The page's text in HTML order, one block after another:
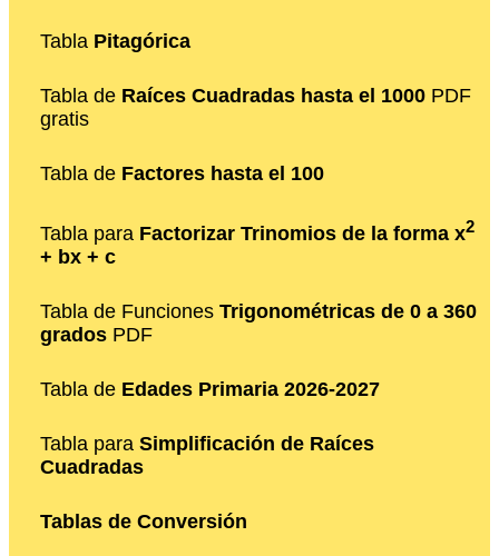
Tabla Pitagórica
Tabla de Raíces Cuadradas hasta el 1000 PDF
gratis
Tabla de Factores hasta el 100
Tabla para Factorizar Trinomios de la forma x2
+ bx + c
Tabla de Funciones Trigonométricas de 0 a 360
grados PDF
Tabla de Edades Primaria 2026-2027
Tabla para Simplificación de Raíces
Cuadradas
Tablas de Conversión